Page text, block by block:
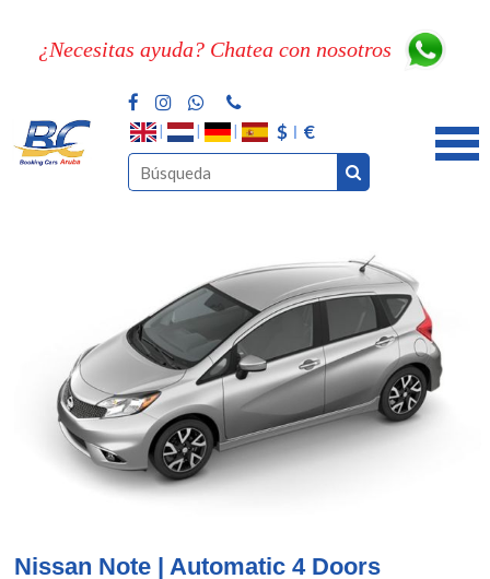
¿Necesitas ayuda? Chatea con nosotros
$ €
Nissan Note | Automatic 4 Doors